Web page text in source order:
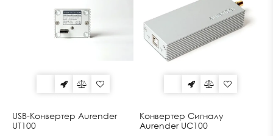
USB-Конвертер Aurender
UT100
Конвертер Сигналу
Aurender UC100